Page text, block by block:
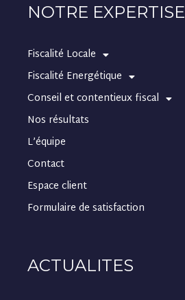
NOTRE EXPERTISE
Fiscalité Locale
Fiscalité Energétique
Conseil et contentieux fiscal
Nos résultats
L’équipe
Contact
Espace client
Formulaire de satisfaction
ACTUALITES